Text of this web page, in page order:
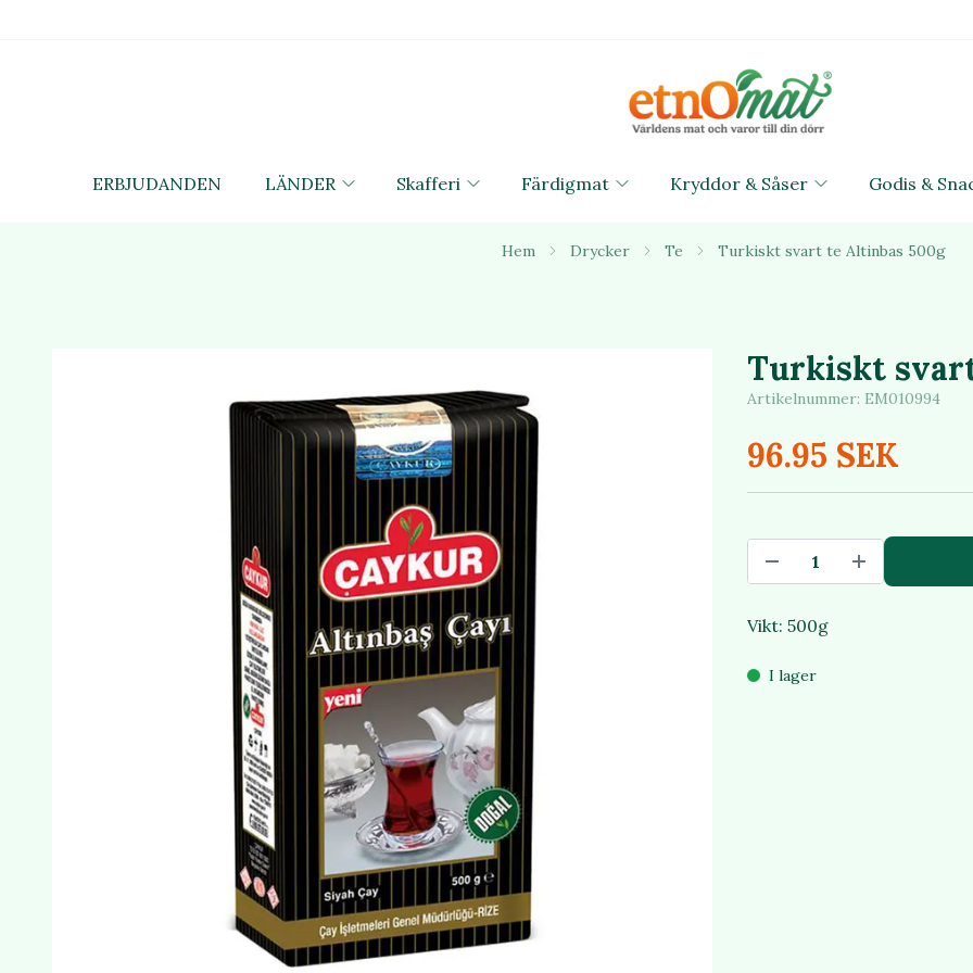
ERBJUDANDEN LÄNDER Skafferi Färdigmat Kryddor & Såser Godis &
Hem Drycker Te Turkiskt svart te Altinbas 500g
Turkiskt
Artikelnummer: EM010994
96.95 SEK
Vikt: 500g
I lager